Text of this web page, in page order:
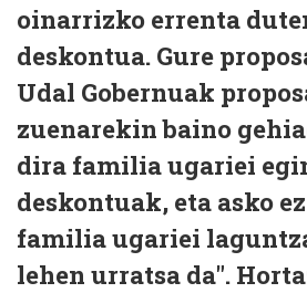
oinarrizko errenta
deskontua. Gure
Udal Gobernuak
zuenarekin baino
dira familia ugariei
deskontuak, eta asko
familia ugariei
lehen urratsa da".